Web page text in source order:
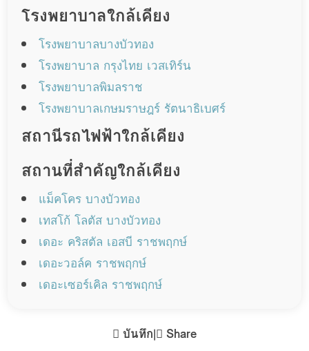
โรงพยาบาลใกล้เคียง
โรงพยาบาลบางบัวทอง
โรงพยาบาล กรุงไทย เวสเทิร์น
โรงพยาบาลพิมลราช
โรงพยาบาลเกษมราษฎร์ รัตนาธิเบศร์
สถานีรถไฟฟ้าใกล้เคียง
สถานที่สำคัญใกล้เคียง
แม็คโคร บางบัวทอง
เทสโก้ โลตัส บางบัวทอง
เดอะ คริสตัล เอสบี ราชพฤกษ์
เดอะวอล์ค ราชพฤกษ์
เดอะเซอร์เคิล ราชพฤกษ์
บันทึก| Share